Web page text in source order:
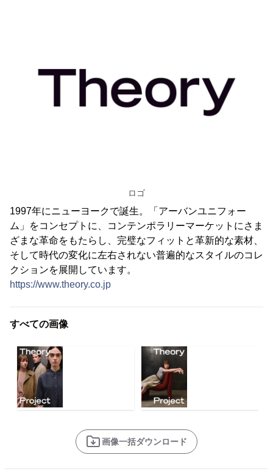
ロゴ
1997年にニューヨークで誕生。「アーバンユニフォー
ム」をコンセプトに、コンテンポラリーマーケットにさま
ざまな革命をもたらし、完璧なフィットと革新的な素材、
そして時代の変化に左右されない普遍的なスタイルのコレ
クションを展開しています。
https://www.theory.co.jp
すべての画像
画像一括ダウンロード